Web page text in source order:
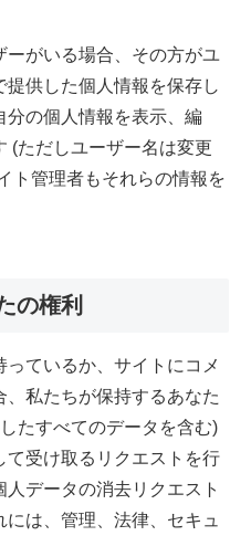
ーがいる場合、その方がユ
供した個人情報を保存し
分の個人情報を表示、編
(ただしユーザー名は変更
ト管理者もそれらの情報を
の権利
ているか、サイトにコメ
私たちが保持するあなた
たすべてのデータを含む)
て受け取るリクエストを行
データの消去リクエスト
は、管理、法律、セキュ